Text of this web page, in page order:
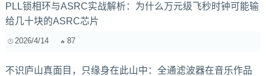
PLL锁相环与ASRC实战解析：为什么万元级飞秒时钟可能输
给几十块的ASRC芯片
2026/4/14 87
不识庐山真面目，只缘身在此山中：全通滤波器在音乐作品